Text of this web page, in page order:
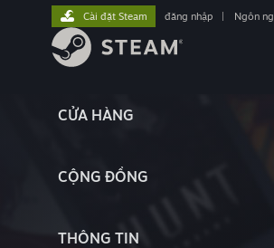
CỬA HÀNG
CỘNG ĐỒNG
THÔNG TIN
Cài đặt Steam đăng nhập Ngôn